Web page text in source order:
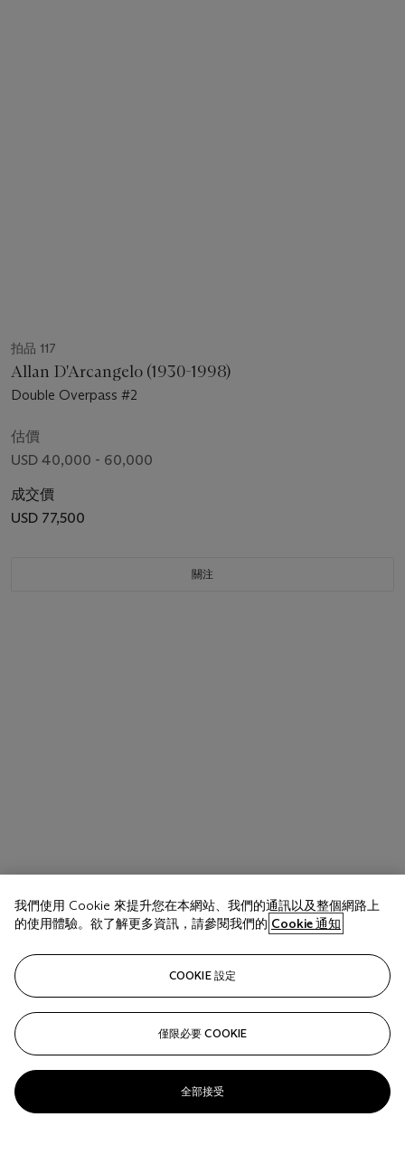
拍品 117
Allan D'Arcangelo (1930-1998)
Double Overpass #2
估價
USD 40,000 - 60,000
成交價
USD 77,500
關注
拍品 118
DeWain VALENTINE (b. 1936)
我們使用 Cookie 來提升您在本網站、我們的通訊以及整個網路上
的使用體驗。欲了解更多資訊，請參閱我們的 Cookie 通知
COOKIE 設定
僅限必要 COOKIE
全部接受